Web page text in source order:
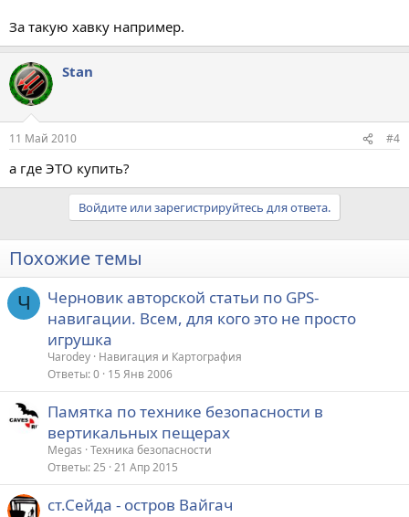
За такую хавку например.
Stan
11 Май 2010 #4
а где ЭТО купить?
Войдите или зарегистрируйтесь для ответа.
Похожие темы
Ч
Черновик авторской статьи по GPS-
навигации. Всем, для кого это не просто
игрушка
Чarodey Навигация и Картография
Ответы 0 15 Янв 2006
Памятка по технике безопасности в
вертикальных пещерах
Megas Техника безопасности
Ответы 25 21 Апр 2015
ст.Сейда - остров Вайгач